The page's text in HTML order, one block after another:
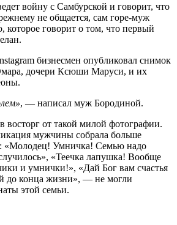
войну с Самбурской и говорит, что
не общается, сам горе-муж
которое говорит о том, что первый
бизнесмен опубликовал снимок
дочери Ксюши Маруси, и их
, — написал муж Бородиной.
от такой милой фотографии.
мужчины собрала больше
«Молодец! Умничка! Семью надо
«Теечка лапушка! Вообще
и умнички!», «Дай Бог вам счастья
до конца жизни», — не могли
этой семьи.